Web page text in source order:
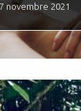
novembre 2021